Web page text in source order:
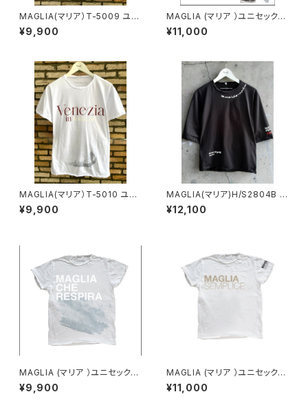
MAGLIA(マリア）T-5009 ユニ
セックスWプリントＴシャツ PIS
A サンドベージュ
¥9,900
MAGLIA (マリア ）ユニセックス
Ｔシャツ Ｔ-8008 ネイビー
ｘシルバープリント（フロント ブ
¥11,000
MAGLIA(マリア）T-5010 ユニ
セックスWプリントＴシャツ VEN
EZIA ボルドー
¥9,900
MAGLIA(マリア)H/S2804B ユ
¥12,100
MAGLIA (マリア ）ユニセックス
Ｔシャツ Ｔ-7005
¥9,900
MAGLIA (マリア ）ユニセックス
Ｔシャツ Ｔ-8001 サンドベ
ージュプリント（ブランドタグ付
¥11,000